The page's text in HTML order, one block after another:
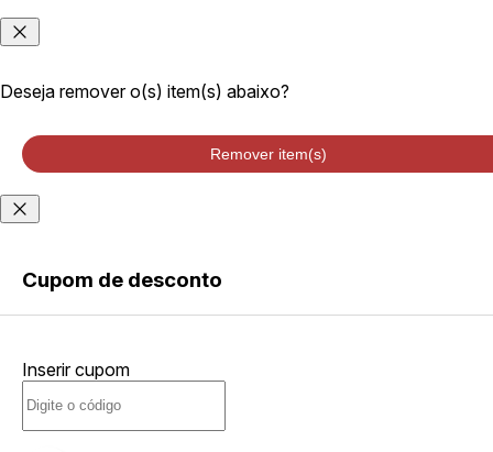
Faça login
ou cadastre-
se
CRIAR
CONTA
Onde
você
está?
velocidade de
entrega podem
variar de acordo
com a região
Deseja remover o(s) item(s) abaixo?
Remover item(s)
Cupom de desconto
Inserir cupom